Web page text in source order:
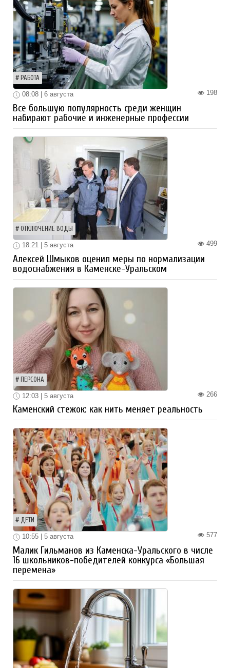
РАБОТА
198
08:08 | 6 августа
Все большую популярность среди женщин
набирают рабочие и инженерные профессии
ОТКЛЮЧЕНИЕ ВОДЫ
499
18:21 | 5 августа
Алексей Шмыков оценил меры по нормализации
водоснабжения в Каменске-Уральском
ПЕРСОНА
266
12:03 | 5 августа
Каменский стежок: как нить меняет реальность
ДЕТИ
577
10:55 | 5 августа
Малик Гильманов из Каменска-Уральского в числе
16 школьников-победителей конкурса «Большая
перемена»